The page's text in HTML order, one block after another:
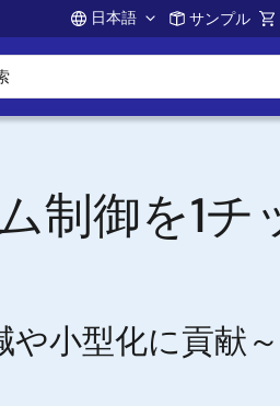
Account
日本語 サンプル
制御を1チ
小型化に貢献～